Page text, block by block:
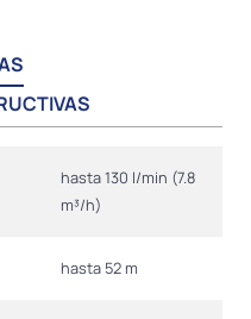
hasta 130 l/min (7.8
m³/h)
hasta 52 m